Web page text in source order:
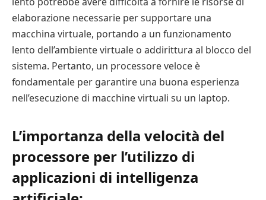
elaborazione necessarie per supportare una
macchina virtuale, portando a un funzionamento
lento dell’ambiente virtuale o addirittura al blocco del
sistema. Pertanto, un processore veloce è
fondamentale per garantire una buona esperienza
nell’esecuzione di macchine virtuali su un laptop.
L’importanza della velocità del
processore per l’utilizzo di
applicazioni di intelligenza